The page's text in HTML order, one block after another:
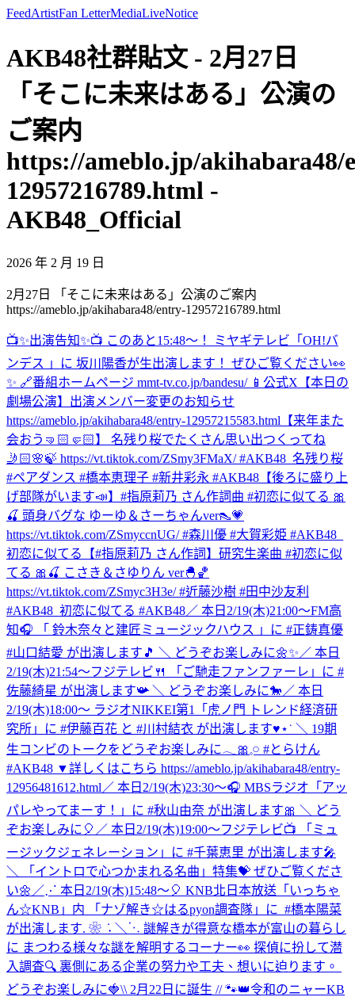
FeedArtistFan LetterMediaLiveNotice
AKB48社群貼文 - 2月27日
「そこに未来はある」公演の
ご案内
https://ameblo.jp/akihabara48/
12957216789.html -
AKB48_Official
2026 年 2 月 19 日
2月27日 「そこに未来はある」公演のご案内
https://ameblo.jp/akihabara48/entry-12957216789.html
📺✨出演告知✨📺 このあと15:48〜！ ミヤギテレビ「OH!バ
ンデス 」に 坂川陽香が生出演します！ ぜひご覧ください👀
✨ 🔗番組ホームページ mmt-tv.co.jp/bandesu/ 📱公式X 【本日の
劇場公演】出演メンバー変更のお知らせ
https://ameblo.jp/akihabara48/entry-12957215583.html 【来年また
会おう🤜🏻🤛🏻】 名残り桜でたくさん思い出つくってね
🤳🏻🌸🍃 https://vt.tiktok.com/ZSmy3FMaX/ #AKB48_名残り桜
#ペアダンス #橋本恵理子 #新井彩永 #AKB48 【後ろに盛り上
げ部隊がいます📣】#指原莉乃 さん作詞曲 #初恋に似てる 🎀
🍒 頭身バグな ゆーゆ＆さーちゃんver👠💗
https://vt.tiktok.com/ZSmyccnUG/ #森川優 #大賀彩姫 #AKB48_
初恋に似てる
【#指原莉乃 さん作詞】研究生楽曲 #初恋に似
てる 🎀🍒 こさき＆さゆりん ver🐣🏀
https://vt.tiktok.com/ZSmyc3H3e/ #近藤沙樹 #田中沙友利
#AKB48_初恋に似てる #AKB48／ 本日2/19(木)21:00～FM高
知🎧 「 鈴⽊奈々と建匠ミュージックハウス 」に #正鋳真優
#山口結愛 が出演します🎵 ＼ どうぞお楽しみに🌼✨ ／ 本日
2/19(木)21:54～フジテレビ🍴 「ご馳走ファンファーレ」に #
佐藤綺星 が出演します📯 ＼ どうぞお楽しみに🐎 ／ 本日
2/19(木)18:00～ ラジオNIKKEI第1「虎ノ門 トレンド経済研
究所」に #伊藤百花 と #川村結衣 が出演します♥⋆˙ ＼ 19期
生コンビのトークをどうぞお楽しみに𓂃🎀𓈒𓏸 #とらけん
#AKB48 ▼詳しくはこちら https://ameblo.jp/akihabara48/entry-
12956481612.html ／ 本日2/19(木)23:30～🎧 MBSラジオ「アッ
パレやってまーす！」に #秋山由奈 が出演します🎀 ＼ どう
ぞお楽しみに🎈 ／ 本日2/19(木)19:00～フジテレビ📺 「ミュ
ージックジェネレーション」に #千葉恵里 が出演します🎤
＼ 「イントロで心つかまれる名曲」特集💝 ぜひご覧くださ
い🌼 ‎／⋰ ‎本日2/19(木)15:48～🎈 ‎KNB北日本放送「いっちゃ
ん☆KNB」内 ‎「ナゾ解き☆はるpyon調査隊」に ‎ ⁦‪#橋本陽菜‬⁩
が出演します. ❀ ݁ ˖ ‎＼⋱ ‎謎解きが得意な橋本が富山の暮らし
に ‎まつわる様々な謎を解明するコーナー👀 ‎探偵に扮して潜
入調査🔍 ‎裏側にある企業の努力や工夫、想いに迫ります。 ‎
どうぞお楽しみに🍓\\ 2月22日に誕生 // 🐾👑令和のニャーKB